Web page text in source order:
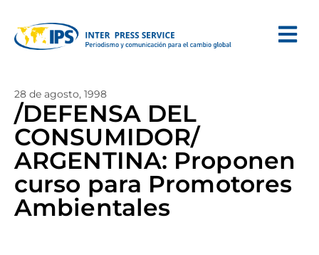
28 de agosto, 1998
/DEFENSA DEL
CONSUMIDOR/
ARGENTINA: Proponen
curso para Promotores
Ambientales